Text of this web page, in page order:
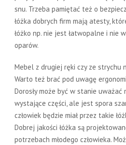
snu. Trzeba pamiętać też o
łóżka dobrych firm mają atesty,
łóżko np. nie jest łatwopalne i nie
oparów.
Mebel z drugiej ręki czy ze strychu
Warto też brać pod uwagę
Dorosły może być w stanie
wystające części, ale jest spora
człowiek będzie miał przez takie
Dobrej jakości łóżka są
potrzebach młodego człowieka.